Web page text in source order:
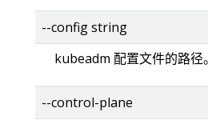
--config string
kubeadm 配置文件的路径。
--control-plane